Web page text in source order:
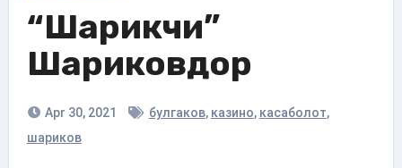
“Шарикчи”
Шариковдор
Apr 30, 2021 булгаков, казино, касаболот,
шариков